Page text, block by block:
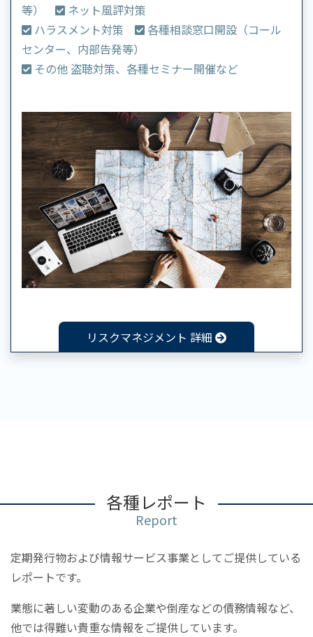
等）
ネット風評対策
ハラスメント対策
各種相談窓口開設（コール
センター、内部告発等）
その他 盗聴対策、各種セミナー開催など
リスクマネジメント 詳細
各種レポート
Report
定期発行物および情報サービス事業としてご提供している
レポートです。
業態に著しい変動のある企業や倒産などの債務情報など、
他では得難い貴重な情報をご提供しています。